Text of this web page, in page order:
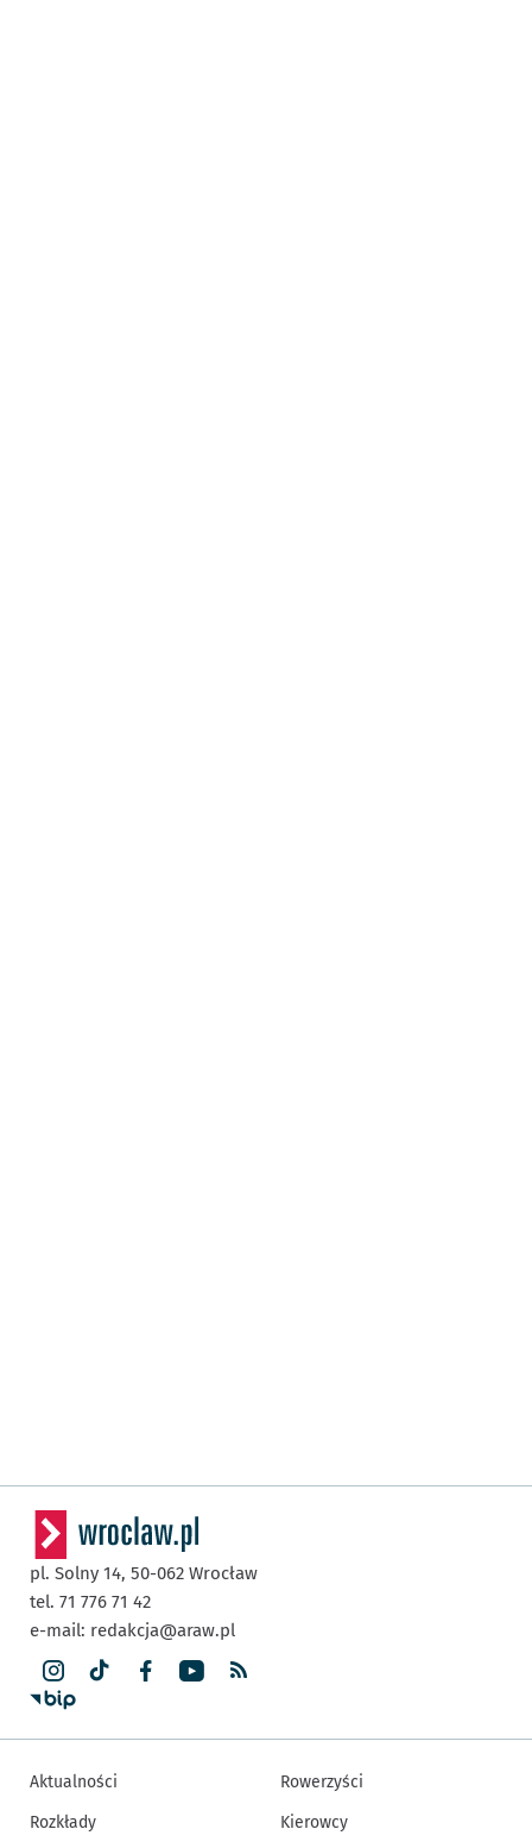
pl. Solny 14, 50-062 Wrocław
tel. 71 776 71 42
e-mail: redakcja@araw.pl
Aktualności
Rozkłady
Rowerzyści
Kierowcy